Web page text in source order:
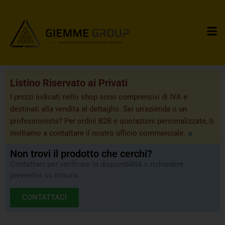
Listino Riservato ai Privati
I prezzi indicati nello shop sono comprensivi di IVA e
destinati alla vendita al dettaglio. Sei un’azienda o un
professionista? Per ordini B2B e quotazioni personalizzate, ti
invitiamo a contattare il nostro ufficio commerciale. ×
Non trovi il prodotto che cerchi?
Contattaci per verificare la disponibilità o richiedere
preventivi su misura.
CONTATTACI